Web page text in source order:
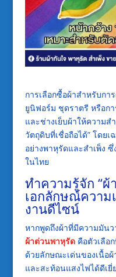
การเลือกซื้อผ้าสำหรับกา
ยูนิฟอร์ม ชุดราตรี หรือก
และช่างเย็บผ้าให้ความ
วัตถุดิบที่เชื่อถือได้” โดย
อย่างพาหุรัดและสำเพ็ง
ในไทย
ทำความรู้จัก “ผ้
เอกลักษณ์ความ
งานดีไซน์
หากพูดถึงผ้าที่มีความมัน
ผ้าต่วนพาหุรัดคือตัวเลือ
ด้วยลักษณะเด่นของเนื้อ
และสะท้อนแสงไฟได้ดีเ